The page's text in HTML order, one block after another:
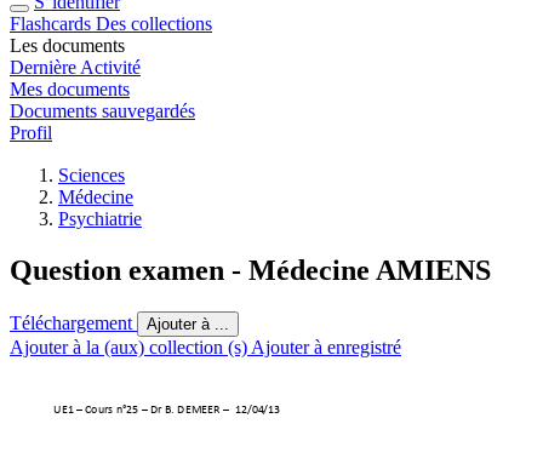
Flashcards Des collections
Les documents
Dernière Activité
Mes documents
Documents sauvegardés
Profil
Sciences
Médecine
Psychiatrie
Question examen - Médecine AMIENS
Téléchargement Ajouter à ...
Ajouter à la (aux) collection (s) Ajouter à enregistré
UE1 – Cours n°25 – Dr B. DEMEER – 12/04/13